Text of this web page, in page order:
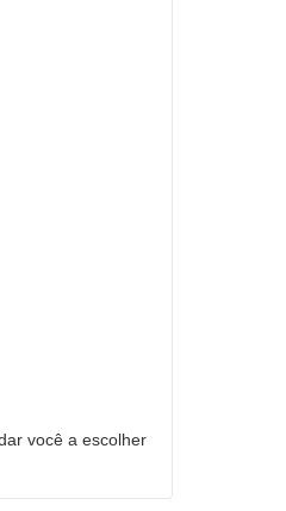
você a escolher